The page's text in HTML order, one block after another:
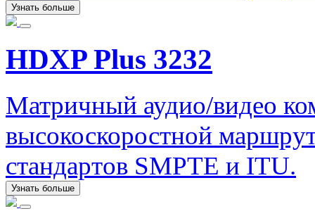
Узнать больше
HDXP Plus 3232
Матричный аудио/видео
высокоскоростной
стандартов SMPTE и ITU.
Узнать больше